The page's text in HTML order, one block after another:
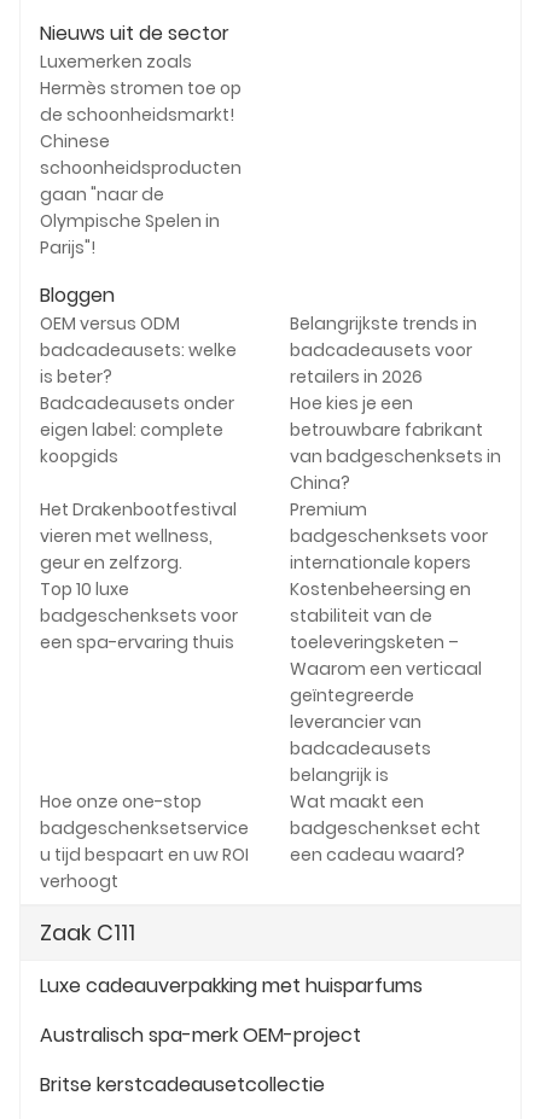
Nieuws uit de sector
Luxemerken zoals
Hermès stromen toe op
de schoonheidsmarkt!
Chinese
schoonheidsproducten
gaan "naar de
Olympische Spelen in
Parijs"!
Bloggen
OEM versus ODM
badcadeausets: welke
is beter?
Belangrijkste trends in
badcadeausets voor
retailers in 2026
Badcadeausets onder
eigen label: complete
koopgids
Hoe kies je een
betrouwbare fabrikant
van badgeschenksets in
China?
Het Drakenbootfestival
vieren met wellness,
geur en zelfzorg.
Premium
badgeschenksets voor
internationale kopers
Top 10 luxe
badgeschenksets voor
een spa-ervaring thuis
Kostenbeheersing en
stabiliteit van de
toeleveringsketen –
Waarom een verticaal
geïntegreerde
leverancier van
badcadeausets
belangrijk is
Hoe onze one-stop
badgeschenksetservice
u tijd bespaart en uw ROI
verhoogt
Wat maakt een
badgeschenkset echt
een cadeau waard?
Zaak C111
Luxe cadeauverpakking met huisparfums
Australisch spa-merk OEM-project
Britse kerstcadeausetcollectie